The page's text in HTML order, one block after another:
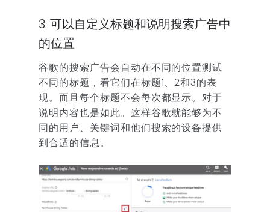
3. 可以自定义标题和说明搜索广告中
的位置
谷歌的搜索广告会自动在不同的位置测试
不同的标题，看它们在标题1、2和3的表
现。而且每个标题不会每次都显示。对于
说明内容也是如此。这样谷歌就能够为不
同的用户、关键词和他们搜索的设备提供
到合适的信息。